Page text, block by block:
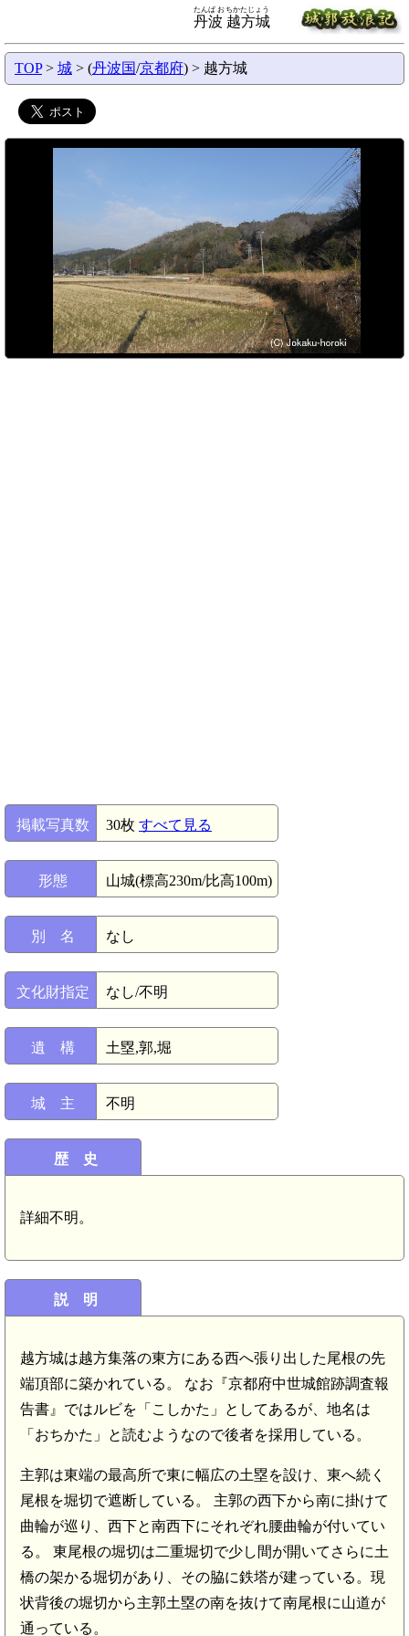
丹波 越方城
たんば おちかたじょう
TOP> 城 > (丹波国/京都府) > 越方城
掲載写真数 30枚 すべて見る
形態 山城(標高230m/比高100m)
別 名 なし
文化財指定 なし/不明
遺 構 土塁,郭,堀
城 主 不明
歴 史
詳細不明。
説 明
越方城は越方集落の東方にある西へ張り出した尾根の先
端頂部に築かれている。 なお『京都府中世城館跡調査報
告書』ではルビを「こしかた」としてあるが、地名は
「おちかた」と読むようなので後者を採用している。
主郭は東端の最高所で東に幅広の土塁を設け、東へ続く
尾根を堀切で遮断している。 主郭の西下から南に掛けて
曲輪が巡り、西下と南西下にそれぞれ腰曲輪が付いてい
る。 東尾根の堀切は二重堀切で少し間が開いてさらに土
橋の架かる堀切があり、その脇に鉄塔が建っている。現
状背後の堀切から主郭土塁の南を抜けて南尾根に山道が
通っている。